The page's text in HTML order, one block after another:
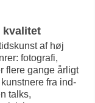
kvalitet
af høj
fotografi,
flere gange årligt
fra ind-
talks,